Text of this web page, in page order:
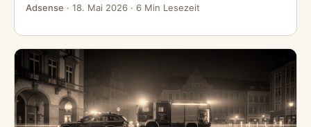
Adsense · 18. Mai 2026 · 6 Min Lesezeit